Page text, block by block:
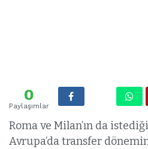
0
Paylaşımlar
Roma ve Milan’ın da
Avrupa’da transfer